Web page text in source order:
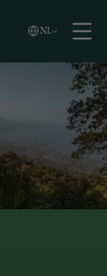
Zoeken
NL
Vlaams
English